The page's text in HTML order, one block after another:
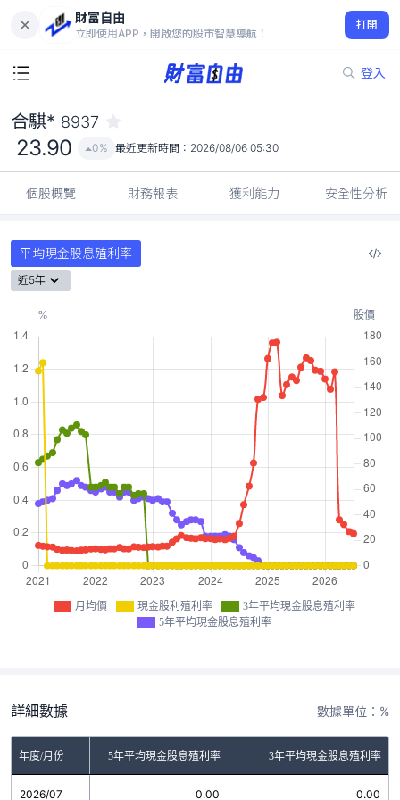
財富自由
立即使用APP，開啟您的股市智慧導航！
打開
登入
23.90
0%
合騏* 8937
23.90 0% 最近更新時間： 2026/08/06 05:30
個股概覽 財務報表 獲利能力 安全性分析
平均現金股息殖利率
近5年
月均價 現金股利殖利率
3年平均現金股息殖利率
5年平均現金股息殖利率
詳細數據 數據單位：%
年度/月份
股利殖利率 5年平均現金股息殖利率 3年平均現金股息殖利率
2026/07
0.00 0.00 0.00